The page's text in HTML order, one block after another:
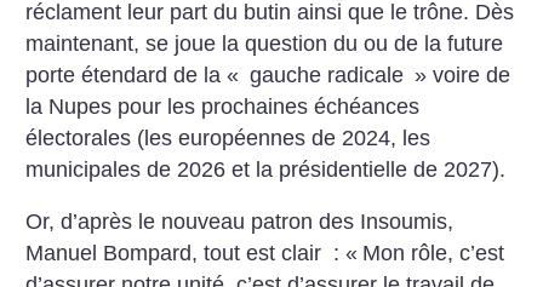
réclament leur part du butin ainsi que le trône. Dès
maintenant, se joue la question du ou de la future
porte étendard de la « gauche radicale » voire de
la Nupes pour les prochaines échéances
électorales (les européennes de 2024, les
municipales de 2026 et la présidentielle de 2027).
Or, d’après le nouveau patron des Insoumis,
Manuel Bompard, tout est clair : « Mon rôle, c’est